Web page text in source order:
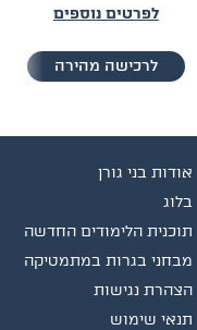
לפרטים נוספים
לרכישה מהירה
אודות בני גורן
בלוג
תוכנית הלימודים החדשה
מבחני בגרות במתמטיקה
הצהרת נגישות
תנאי שימוש